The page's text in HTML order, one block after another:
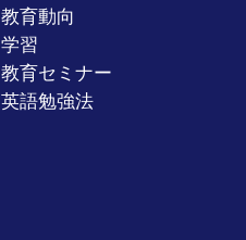
教育動向
学習
教育セミナー
英語勉強法